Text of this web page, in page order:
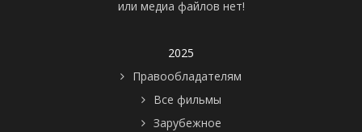
или медиа файлов нет!
2025
Правообладателям
Все фильмы
Зарубежное